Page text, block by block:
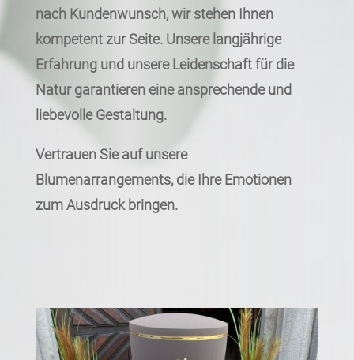
nach Kundenwunsch, wir stehen Ihnen
kompetent zur Seite. Unsere langjährige
Erfahrung und unsere Leidenschaft für die
Natur garantieren eine ansprechende und
liebevolle Gestaltung.
Vertrauen Sie auf unsere
Blumenarrangements, die Ihre Emotionen
zum Ausdruck bringen.